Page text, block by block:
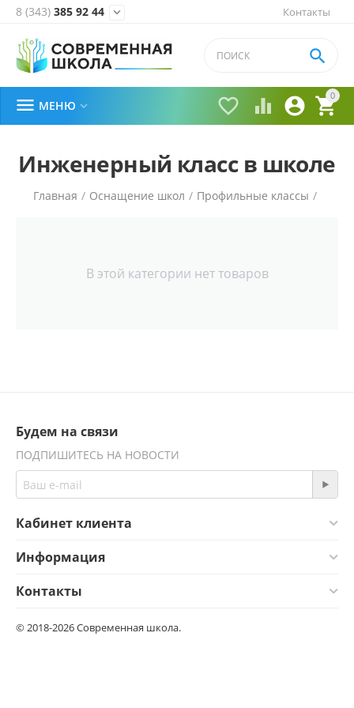
Контакты
8 (343) 385 92 44 
0


 

 МЕНЮ 
Инженерный класс в школе
Главная / Оснащение школ / Профильные классы /
В этой категории нет товаров
Будем на связи
ПОДПИШИТЕСЬ НА НОВОСТИ
Кабинет клиента
Информация
Контакты
© 2018-2026 Современная школа.